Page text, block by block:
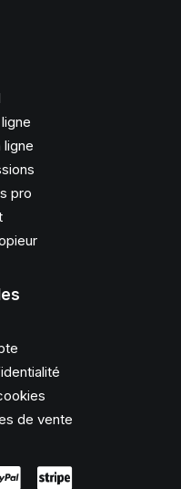
ligne
pro
de vente